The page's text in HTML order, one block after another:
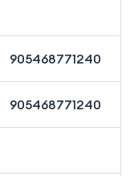
905468771240
905468771240